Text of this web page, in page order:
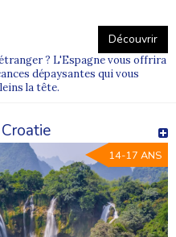
Découvrir
? L'Espagne vous offrira
dépaysantes qui vous
la tête.
14-17 ANS